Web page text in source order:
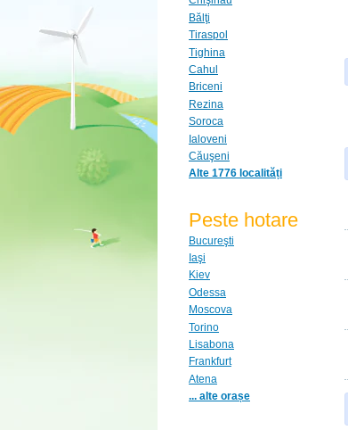
Bălţi
Tiraspol
Tighina
Cahul
Briceni
Rezina
Soroca
Ialoveni
Căuşeni
Alte 1776 localități
Peste hotare
Bucureşti
Iaşi
Kiev
Odessa
Moscova
Torino
Lisabona
Frankfurt
Atena
... alte orașe